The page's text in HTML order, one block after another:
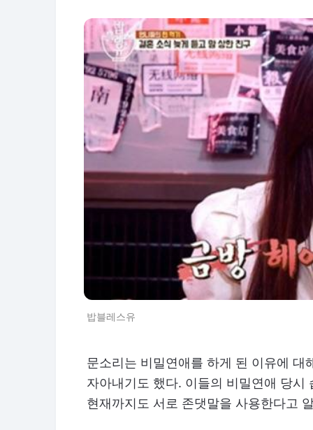
밥블레스유
문소리는 비밀연애를 하게 된 이유에
자아내기도 했다. 이들의 비밀연애 당
현재까지도 서로 존댓말을 사용한다고